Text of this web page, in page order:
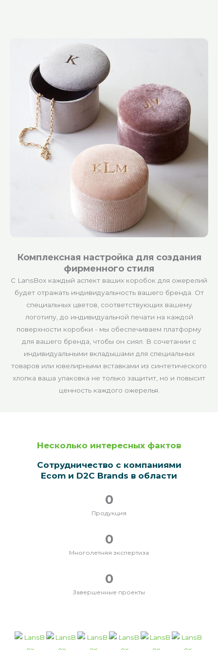
Комплексная настройка для создания
фирменного стиля
С LansBox каждый аспект ваших коробок для ожерелий
будет отражать индивидуальность вашего бренда. От
специальных цветов, соответствующих вашему
логотипу, до индивидуальной печати на каждой
поверхности коробки - мы обеспечиваем платформу
для вашего бренда, чтобы он сиял. В сочетании с
индивидуальными вкладышами для специальных
товаров или ювелирными вставками из синтетического
хлопка ваша упаковка не только защитит, но и повысит
ценность каждого ожерелья.
Несколько интересных фактов
Сотрудничество с компаниями
Ecom и D2C Brands в области
Продукция
0
Многолетняя экспертиза
0
Завершенные проекты
0